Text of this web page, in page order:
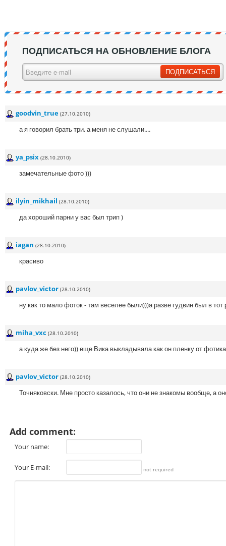
ПОДПИСАТЬСЯ НА ОБНОВЛЕНИЕ БЛОГА
goodvin_true (27.10.2010)
а я говорил брать три, а меня не слушали....
ya_psix (28.10.2010)
замечательные фото )))
ilyin_mikhail (28.10.2010)
да хороший парни у вас был трип )
iagan (28.10.2010)
красиво
pavlov_victor (28.10.2010)
ну как то мало фоток - там веселее были)))а разве гудвин был в тот
miha_vxc (28.10.2010)
а куда же без него)) еще Вика выкладывала как он пленку от
pavlov_victor (28.10.2010)
Точняковски. Мне просто казалось, что они не знакомы вообще, а
Add comment:
Your name:
Your E-mail: not required